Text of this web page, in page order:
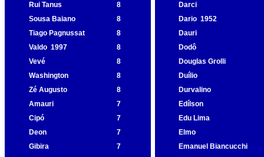
Rui Tanus
8
Darci
Sousa Baiano
8 Dario 1952
Tiago Pagnussat
8
Dauri
Valdo 1997 8
Dodô
Vevé
8
Douglas Grolli
Washington
8
Duílio
Zé Augusto
8
Durvalino
Amauri
7
Edílson
Cipó
7
Edu Lima
Deon
7
Elmo
Gibira
7
Emanuel Biancucchi